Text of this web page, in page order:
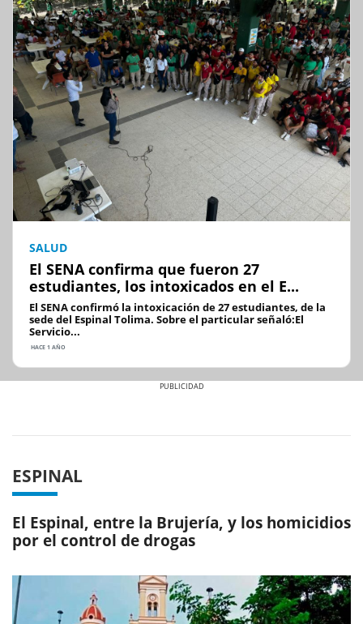
SALUD
El SENA confirma que fueron 27
estudiantes, los intoxicados en el E...
El SENA confirmó la intoxicación de 27 estudiantes, de la
sede del Espinal Tolima. Sobre el particular señaló:El
Servicio...
HACE 1 AÑO
ESPINAL
El Espinal, entre la Brujería, y los homicidios
por el control de drogas